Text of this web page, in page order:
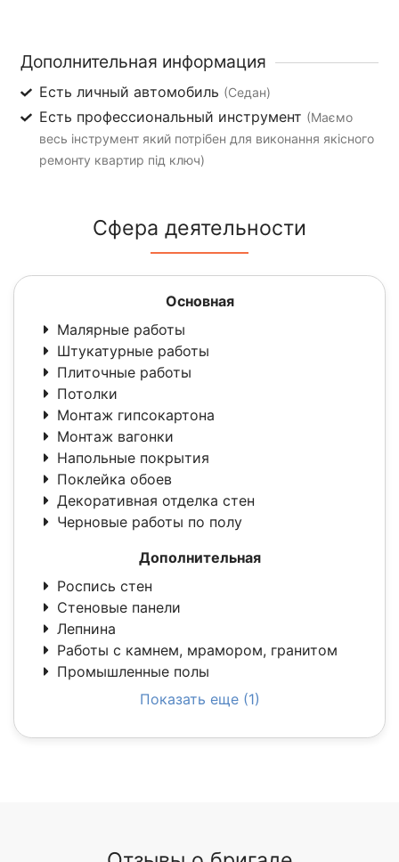
Дополнительная информация
Есть личный автомобиль (Седан)
Есть профессиональный инструмент (Маємо
весь інструмент який потрібен для виконання якісного
ремонту квартир під ключ)
Сфера деятельности
Основная
Малярные работы
Штукатурные работы
Плиточные работы
Потолки
Монтаж гипсокартона
Монтаж вагонки
Напольные покрытия
Поклейка обоев
Декоративная отделка стен
Черновые работы по полу
Дополнительная
Роспись стен
Стеновые панели
Лепнина
Работы с камнем, мрамором, гранитом
Промышленные полы
Показать еще (1)